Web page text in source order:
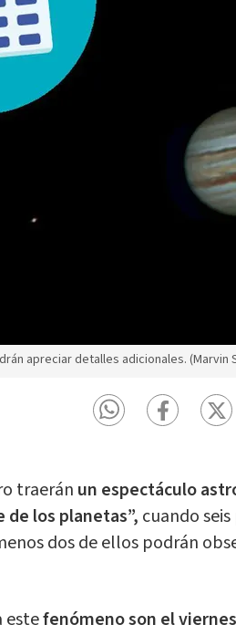
apreciar detalles adicionales. (Marvin
traerán un espectáculo
de los planetas”, cuando
dos de ellos podrán
estefenómeno son el